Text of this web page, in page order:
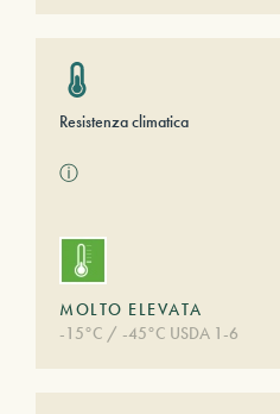
Resistenza climatica
ⓘ
MOLTO ELEVATA
-15°C / -45°C USDA 1-6